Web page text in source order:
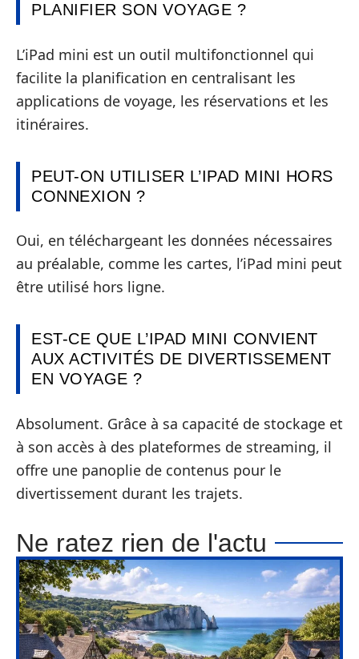
PLANIFIER SON VOYAGE ?
L’iPad mini est un outil multifonctionnel qui
facilite la planification en centralisant les
applications de voyage, les réservations et les
itinéraires.
PEUT-ON UTILISER L’IPAD MINI HORS
CONNEXION ?
Oui, en téléchargeant les données nécessaires
au préalable, comme les cartes, l’iPad mini peut
être utilisé hors ligne.
EST-CE QUE L’IPAD MINI CONVIENT
AUX ACTIVITÉS DE DIVERTISSEMENT
EN VOYAGE ?
Absolument. Grâce à sa capacité de stockage et
à son accès à des plateformes de streaming, il
offre une panoplie de contenus pour le
divertissement durant les trajets.
Ne ratez rien de l'actu